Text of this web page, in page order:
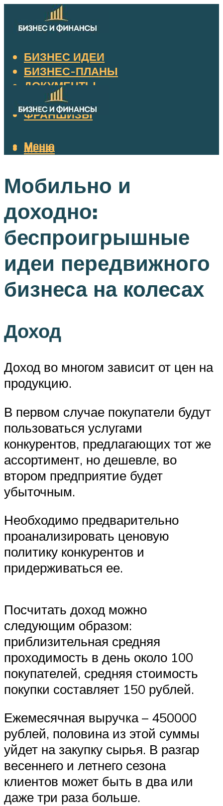
БИЗНЕС ИДЕИ
БИЗНЕС-ПЛАНЫ
ДОКУМЕНТЫ
НАЛОГИ
ФРАНШИЗЫ
Меню
Меню
Мобильно и
доходно:
беспроигрышные
идеи передвижного
бизнеса на колесах
Доход
Доход во многом зависит от цен на
продукцию.
В первом случае покупатели будут
пользоваться услугами
конкурентов, предлагающих тот же
ассортимент, но дешевле, во
втором предприятие будет
убыточным.
Необходимо предварительно
проанализировать ценовую
политику конкурентов и
придерживаться ее.
Посчитать доход можно
следующим образом:
приблизительная средняя
проходимость в день около 100
покупателей, средняя стоимость
покупки составляет 150 рублей.
Ежемесячная выручка – 450000
рублей, половина из этой суммы
уйдет на закупку сырья. В разгар
весеннего и летнего сезона
клиентов может быть в два или
даже три раза больше.